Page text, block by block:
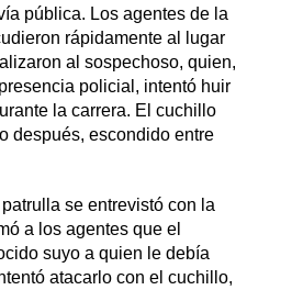
pública. Los agentes de la
rápidamente al lugar
al sospechoso, quien,
policial, intentó huir
la carrera. El cuchillo
después, escondido entre
se entrevistó con la
a los agentes que el
suyo a quien le debía
atacarlo con el cuchillo,